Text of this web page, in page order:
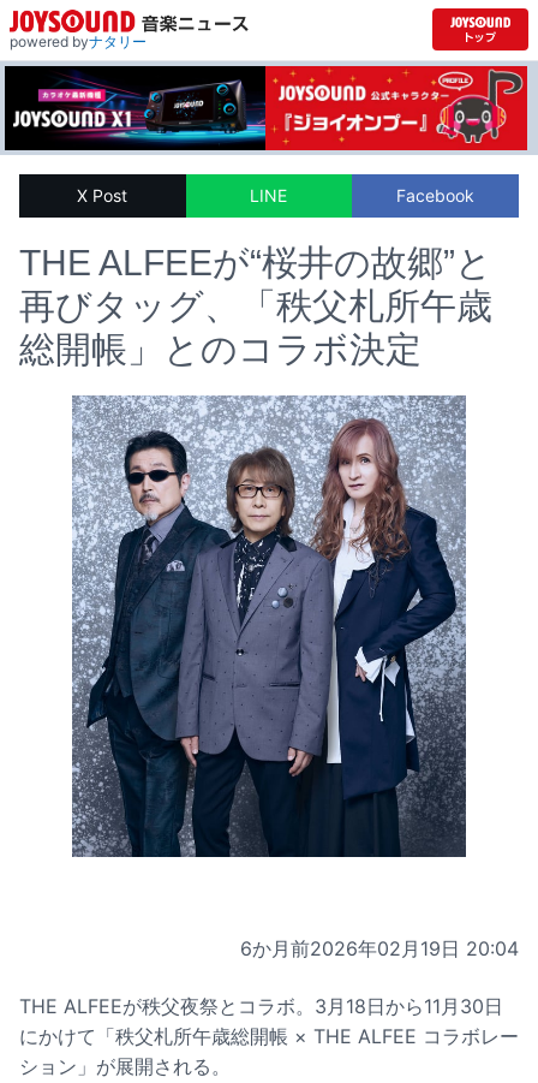
powered byナタリー
X Post LINE Facebook
THE ALFEEが“桜井の故郷”と
再びタッグ、「秩父札所午歳
総開帳」とのコラボ決定
6か月前2026年02月19日 20:04
THE ALFEEが秩父夜祭とコラボ。3月18日から11月30日
にかけて「秩父札所午歳総開帳 × THE ALFEE コラボレー
ション」が展開される。